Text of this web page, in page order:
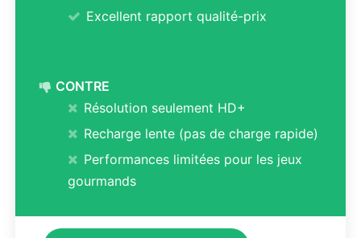
Excellent rapport qualité-prix
CONTRE
Résolution seulement HD+
Recharge lente (pas de charge rapide)
Performances limitées pour les jeux
gourmands